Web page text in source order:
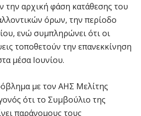
την αρχική φάση κατάθεσης του
όρων, την περίοδο
ενώ συμπληρώνει ότι οι
τοποθετούν την επανεκκίνηση
μέσα Ιουνίου.
με τον ΑΗΣ Μελίτης
ότι το Συμβούλιο της
παράνομους τους